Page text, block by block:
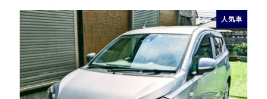
人気車